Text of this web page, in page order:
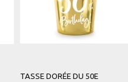
TASSE DORÉE DU 50E